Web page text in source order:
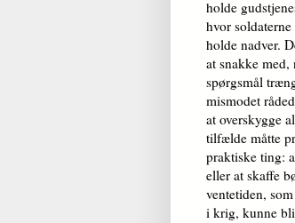
holde
hvor
holde nadver.
at snakke med,
spørgsmål
mismodet
at overskygge
tilfælde måtte
praktiske ting:
eller at skaffe
ventetiden,
i krig, kunne